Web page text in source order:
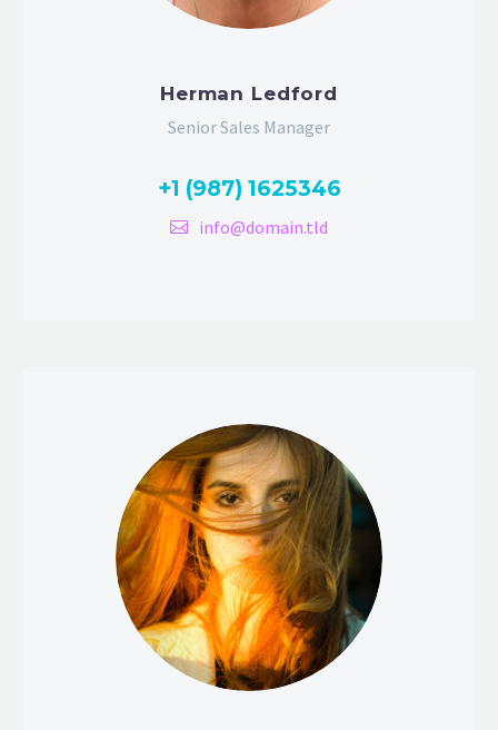
Herman Ledford
Senior Sales Manager
+1 (987) 1625346
info@domain.tld